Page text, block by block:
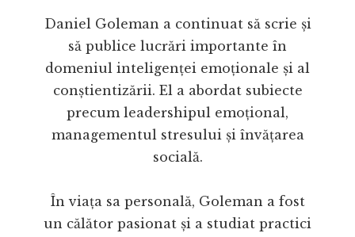
Daniel Goleman a continuat să scrie și
să publice lucrări importante în
domeniul inteligenței emoționale și al
conștientizării. El a abordat subiecte
precum leadershipul emoțional,
managementul stresului și învățarea
socială.
În viața sa personală, Goleman a fost
un călător pasionat și a studiat practici